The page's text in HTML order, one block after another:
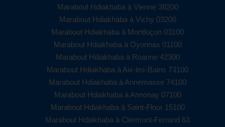
Marabout Hdiakhaba à Vienne 38200
Marabout Hdiakhaba à Vichy 03200
Marabout Hdiakhaba à Montluçon 03100
Marabout Hdiakhaba à Oyonnax 01100
Marabout Hdiakhaba à Roanne 42300
Marabout Hdiakhaba à Aix-les-Bains 73100
Marabout Hdiakhaba à Annemasse 74100
Marabout Hdiakhaba à Annonay 07100
Marabout Hdiakhaba à Saint-Flour 15100
Marabout Hdiakhaba à Clermont-Ferrand 63